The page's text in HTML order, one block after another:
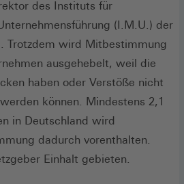
des Instituts für
(I.M.U.) der
Trotzdem wird Mitbestimmung
ausgehebelt, weil die
haben oder Verstöße nicht
können. Mindestens 2,1
in Deutschland wird
dadurch vorenthalten.
Einhalt gebieten.